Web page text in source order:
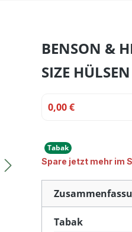
BENSON &
SIZE HÜLSEN
0,00 €
Tabak
Spare jetzt mehr im
Tabak